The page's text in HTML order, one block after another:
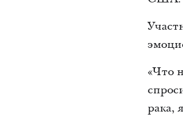
«Что
рака,